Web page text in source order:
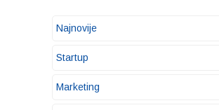
Najnovije
Startup
Marketing